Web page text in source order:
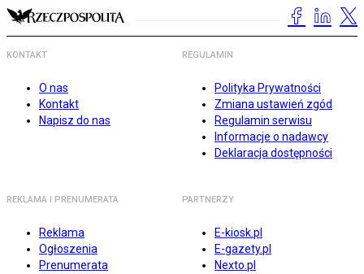
KONTAKT
O nas
Kontakt
Napisz do nas
REGULAMIN
Polityka Prywatności
Zmiana ustawień zgód
Regulamin serwisu
Informacje o nadawcy
Deklaracja dostępności
REKLAMA I PRENUMERATA
Reklama
Ogłoszenia
Prenumerata
PARTNERZY
E-kiosk.pl
E-gazety.pl
Nexto.pl